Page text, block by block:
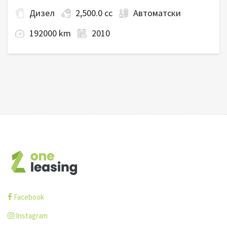
Дизел 2,500.0 cc
Автоматски
192000 km
2010
Facebook
Instagram